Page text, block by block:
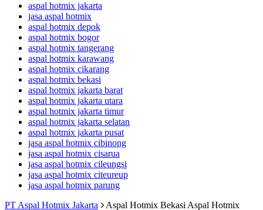
aspal hotmix jakarta
jasa aspal hotmix
aspal hotmix depok
aspal hotmix bogor
aspal hotmix tangerang
aspal hotmix karawang
aspal hotmix cikarang
aspal hotmix bekasi
aspal hotmix jakarta barat
aspal hotmix jakarta utara
aspal hotmix jakarta timur
aspal hotmix jakarta selatan
aspal hotmix jakarta pusat
jasa aspal hotmix cibinong
jasa aspal hotmix cisarua
jasa aspal hotmix cileungsi
jasa aspal hotmix citeureup
jasa aspal hotmix parung
PT Aspal Hotmix Jakarta
Aspal Hotmix Bekasi Aspal Hotmix